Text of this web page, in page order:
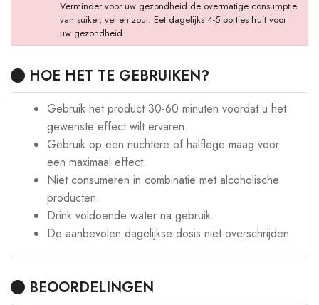
Verminder voor uw gezondheid de overmatige consumptie
van suiker, vet en zout. Eet dagelijks 4-5 porties fruit voor
uw gezondheid.
HOE HET TE GEBRUIKEN?
Gebruik het product 30-60 minuten voordat u het
gewenste effect wilt ervaren.
Gebruik op een nuchtere of halflege maag voor
een maximaal effect.
Niet consumeren in combinatie met alcoholische
producten.
Drink voldoende water na gebruik.
De aanbevolen dagelijkse dosis niet overschrijden.
BEOORDELINGEN